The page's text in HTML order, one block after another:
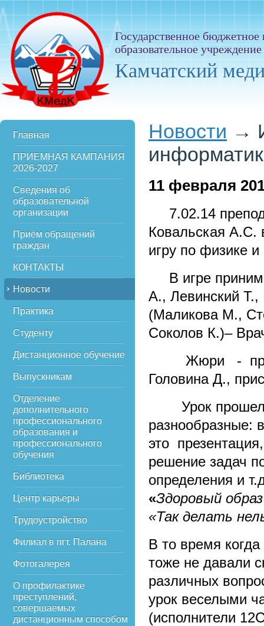
Государственное
образовательное
Камчатский
Главная
ПРИЕМНАЯ КАМПАНИЯ
2026-2027
Сведения об
образовательной
организации
Приём обращений
граждан
КОНТАКТЫ
Новости
Практика
Студенту
Дистанционное обучение
Выпускникам
Отделение
дополнительного
профессионального
образования и
профессионального
обучения
Библиотека
Центр карьеры
Трудоустройство
Филиал в пгт. Палана
Фотогалерея
О профилактике
преступлений,
совершаемых
дистанционным способом
Новости →
11 февраля
7.02.14
Ковальская А.С.
игру по физике
В игре
А., Левинский
(Маликова М.,
Соколов К.)–
Жюри -
Головина Д.,
Урок прошел
разнообразные:
это
решение задач
определения и
«Здоровый
«Так делать
В то время
тоже не давали
различных
урок веселыми
(исполнители